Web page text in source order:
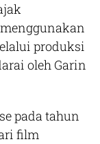
produksi
oleh Garin
pada tahun
film